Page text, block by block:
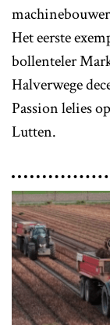
Het eerste
bollenteler
Halverwege
Passion lelies
Lutten.